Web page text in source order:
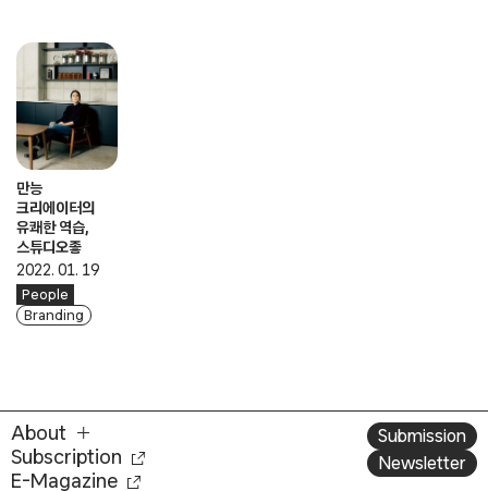
만능
크리에이터의
유쾌한 역습,
스튜디오좋
2022. 01. 19
People
Branding
About
Subscription
E-Magazine
Submission
Newsletter